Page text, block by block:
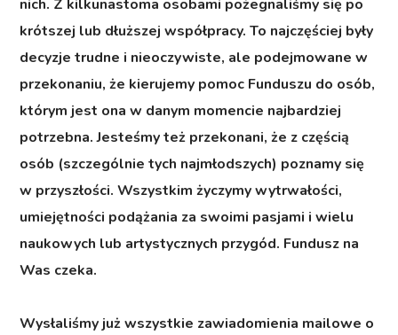
nich. Z kilkunastoma osobami pożegnaliśmy się po
krótszej lub dłuższej współpracy. To najczęściej były
decyzje trudne i nieoczywiste, ale podejmowane w
przekonaniu, że kierujemy pomoc Funduszu do osób,
którym jest ona w danym momencie najbardziej
potrzebna. Jesteśmy też przekonani, że z częścią
osób (szczególnie tych najmłodszych) poznamy się
w przyszłości. Wszystkim życzymy wytrwałości,
umiejętności podążania za swoimi pasjami i wielu
naukowych lub artystycznych przygód. Fundusz na
Was czeka.
Wysłaliśmy już wszystkie zawiadomienia mailowe o